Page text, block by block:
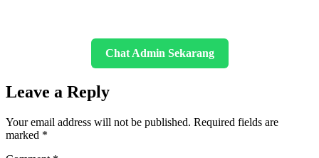
Chat Admin Sekarang
Leave a Reply
Your email address will not be published. Required fields are
marked *